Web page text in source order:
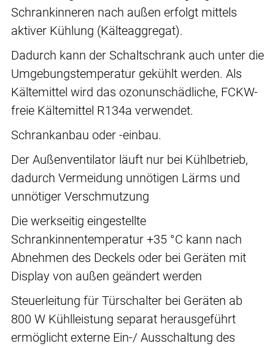
Schrankinneren nach außen erfolgt mittels
aktiver Kühlung (Kälteaggregat).
Dadurch kann der Schaltschrank auch unter die
Umgebungstemperatur gekühlt werden. Als
Kältemittel wird das ozonunschädliche, FCKW-
freie Kältemittel R134a verwendet.
Schrankanbau oder -einbau.
Der Außenventilator läuft nur bei Kühlbetrieb,
dadurch Vermeidung unnötigen Lärms und
unnötiger Verschmutzung
Die werkseitig eingestellte
Schrankinnentemperatur +35 °C kann nach
Abnehmen des Deckels oder bei Geräten mit
Display von außen geändert werden
Steuerleitung für Türschalter bei Geräten ab
800 W Kühlleistung separat herausgeführt
ermöglicht externe Ein-/ Ausschaltung des